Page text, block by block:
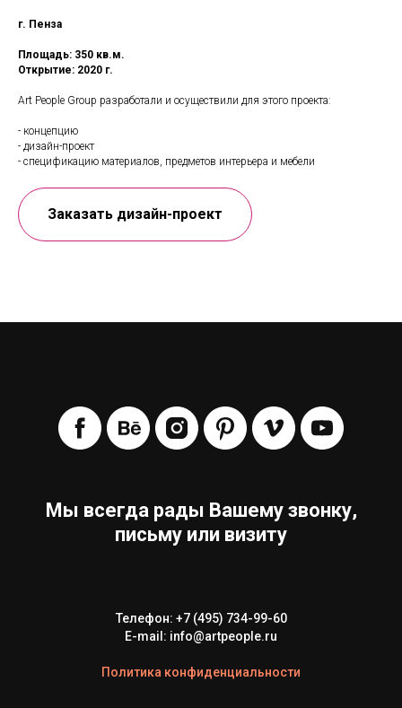
г. Пенза
Площадь: 350 кв.м.
Открытие: 2020 г.
Art People Group разработали и осуществили для этого проекта:
- концепцию
- дизайн-проект
- спецификацию материалов, предметов интерьера и мебели
Заказать дизайн-проект
Мы всегда рады Вашему звонку,
письму или визиту
Телефон: +7 (495) 734-99-60
E-mail: info@artpeople.ru
Политика конфиденциальности